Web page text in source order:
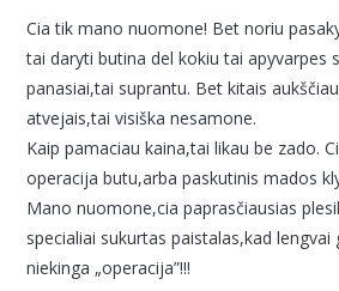
Cia tik mano nuomone! Bet noriu
tai daryti butina del kokiu tai apyvarpes
panasiai,tai suprantu. Bet kitais
atvejais,tai visiška nesamone.
Kaip pamaciau kaina,tai likau be zado.
operacija butu,arba paskutinis mados
Mano nuomone,cia paprasčiausias
specialiai sukurtas paistalas,kad
niekinga „operacija”!!!